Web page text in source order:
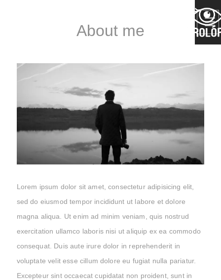
About me
Lorem ipsum dolor sit amet, consectetur adipisicing elit,
sed do eiusmod tempor incididunt ut labore et dolore
magna aliqua. Ut enim ad minim veniam, quis nostrud
exercitation ullamco laboris nisi ut aliquip ex ea commodo
consequat. Duis aute irure dolor in reprehenderit in
voluptate velit esse cillum dolore eu fugiat nulla pariatur.
Excepteur sint occaecat cupidatat non proident, sunt in